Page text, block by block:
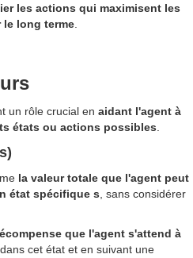
les actions qui maximisent les
le long terme
un rôle crucial en aidant l'agent à
états ou actions possibles
la valeur totale que l'agent peut
état spécifique s , sans considérer
que l'agent s'attend à
dans cet état et en suivant une